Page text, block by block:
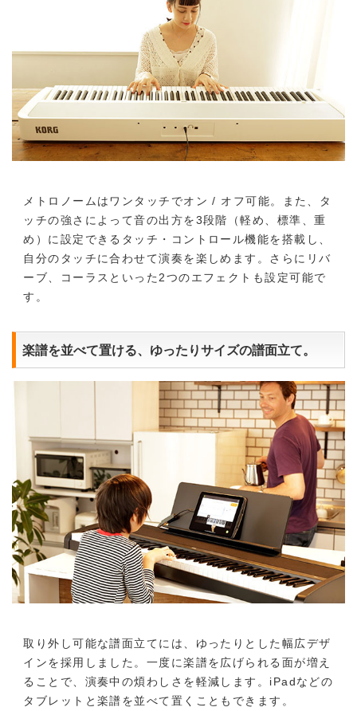
メトロノームはワンタッチでオン / オフ可能。また、タ
ッチの強さによって音の出方を3段階（軽め、標準、重
め）に設定できるタッチ・コントロール機能を搭載し、
自分のタッチに合わせて演奏を楽しめます。さらにリバ
ーブ、コーラスといった2つのエフェクトも設定可能で
す。
楽譜を並べて置ける、ゆったりサイズの譜面立て。
取り外し可能な譜面立てには、ゆったりとした幅広デザ
インを採用しました。一度に楽譜を広げられる面が増え
ることで、演奏中の煩わしさを軽減します。iPadなどの
タブレットと楽譜を並べて置くこともできます。